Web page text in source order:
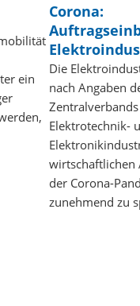
ein
Corona:
Die
nach Angaben
Zentralverbands
Elektrotechnik-
wirtschaftlichen
der Corona-
zunehmend zu